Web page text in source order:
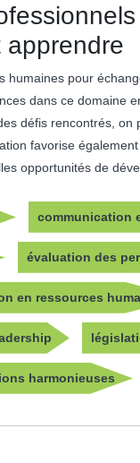
apprendre
humaines pour
dans ce domaine
défis rencontrés, on
favorise
opportunités de
communication
évaluation des
en ressources
harmonieuses